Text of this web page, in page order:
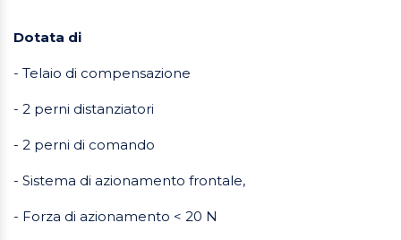
Dotata di
- Telaio di compensazione
- 2 perni distanziatori
- 2 perni di comando
- Sistema di azionamento frontale,
- Forza di azionamento < 20 N